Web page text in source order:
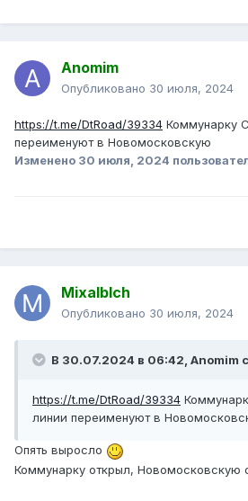
Anomim
Опубликовано 30 июля, 2024
https://t.me/DtRoad/39334 Коммунарку
переименуют в Новомосковскую
Изменено 30 июля, 2024
Mixalblch
Опубликовано 30 июля, 2024
В 30.07.2024 в 06:42, Anomim
https://t.me/DtRoad/39334
линии переименуют в
Опять выросло
Коммунарку открыл, Новомосковскую